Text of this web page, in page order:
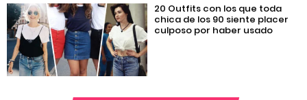
20 Outfits con los que toda
chica de los 90 siente placer
culposo por haber usado